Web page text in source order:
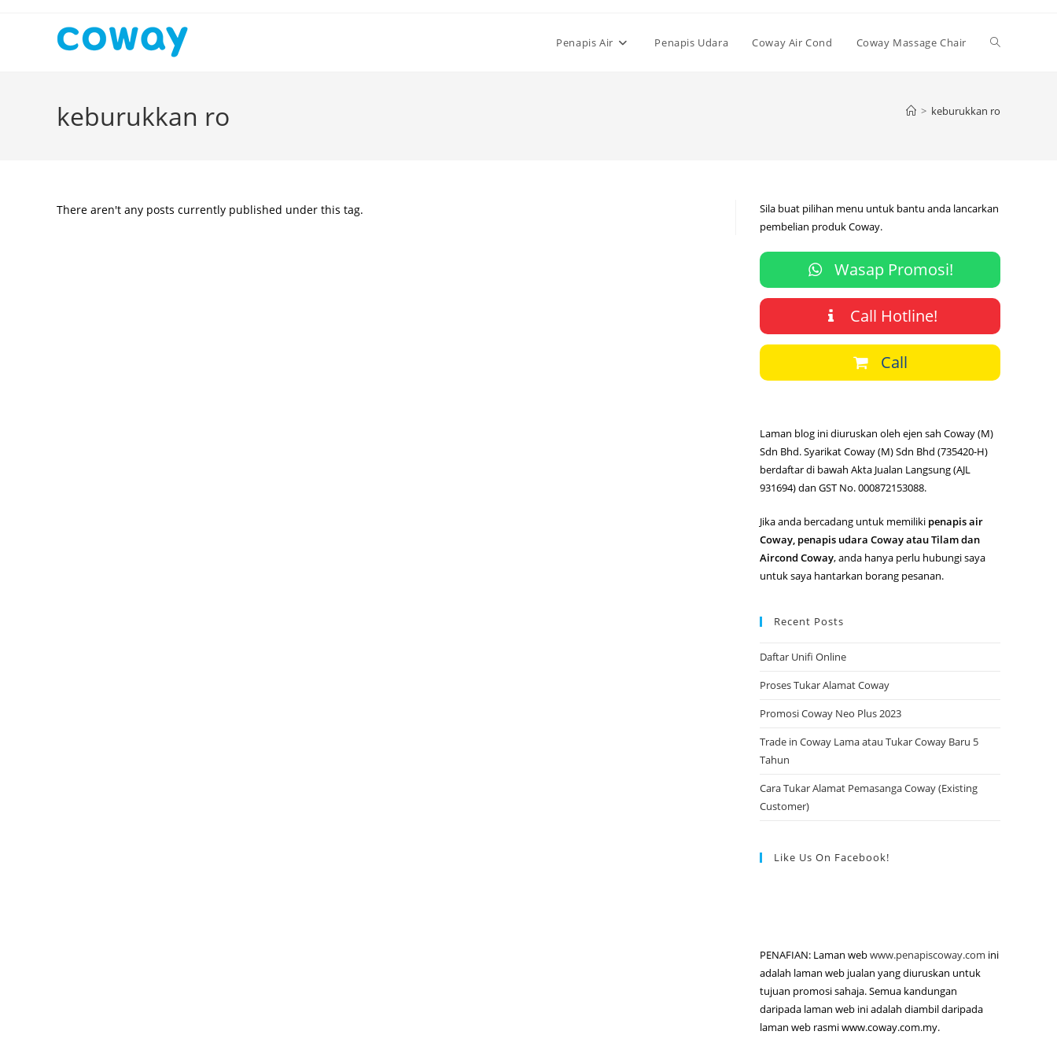
Penapis Air Penapis Udara Coway Air Cond Coway Massage Chair Toggle
keburukkan ro > keburukkan ro
There aren't any posts currently published under this tag.
Sila buat pilihan menu untuk bantu anda lancarkan
pembelian produk Coway.
Wasap Promosi!
Call Hotline!
Call
Laman blog ini diuruskan oleh ejen sah Coway (M)
Sdn Bhd. Syarikat Coway (M) Sdn Bhd (735420-H)
berdaftar di bawah Akta Jualan Langsung (AJL
931694) dan GST No. 000872153088.
Jika anda bercadang untuk memiliki penapis air
Coway, penapis udara Coway atau Tilam dan
Aircond Coway, anda hanya perlu hubungi saya
untuk saya hantarkan borang pesanan.
Recent Posts
Daftar Unifi Online
Proses Tukar Alamat Coway
Promosi Coway Neo Plus 2023
Trade in Coway Lama atau Tukar Coway Baru 5
Tahun
Cara Tukar Alamat Pemasanga Coway (Existing
Customer)
Like Us On Facebook!
PENAFIAN: Laman webwww.penapiscoway.com ini
adalah laman web jualan yang diuruskan untuk
tujuan promosi sahaja. Semua kandungan
daripada laman web ini adalah diambil daripada
laman web rasmi www.coway.com.my.